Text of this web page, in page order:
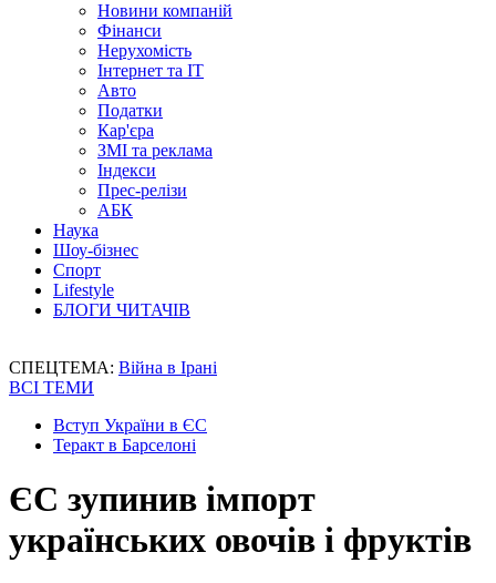
Новини компаній
Фінанси
Нерухомість
Інтернет та IT
Авто
Податки
Кар'єра
ЗМІ та реклама
Індекси
Прес-релізи
АБК
Наука
Шоу-бізнес
Спорт
Lifestyle
БЛОГИ ЧИТАЧІВ
СПЕЦТЕМА: Війна в Ірані
ВСІ ТЕМИ
Вступ України в ЄС
Теракт в Барселоні
ЄС зупинив імпорт
українських овочів і фруктів